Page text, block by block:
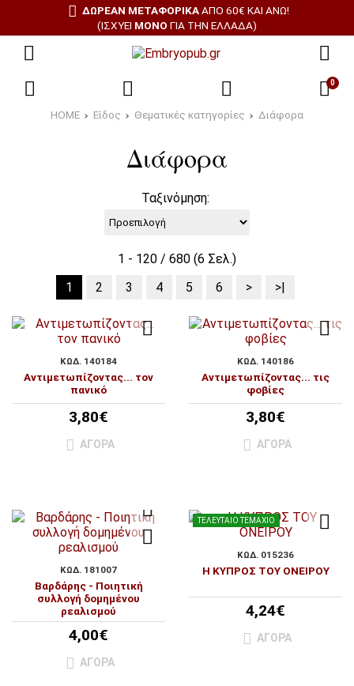
ΔΩΡΕΑΝ ΜΕΤΑΦΟΡΙΚΑΑΠΌ 60€ ΚΑΙ ΆΝΩ!
(ΙΣΧΎΕΙ ΜΌΝΟ ΓΙΑ ΤΗΝ ΕΛΛΆΔΑ)
0
HOME Είδος Θεματικές κατηγορίες Διάφορα
Διάφορα
Ταξινόμηση:
1 - 120 / 680 (6 Σελ.)
1
2 3 4 5 6 > >|
ΚΩΔ. 140184
Αντιμετωπίζοντας... τον
πανικό
3,80€
ΑΓΟΡΆ
ΚΩΔ. 140186
Αντιμετωπίζοντας... τις
φοβίες
3,80€
ΑΓΟΡΆ
ΚΩΔ. 181007
Βαρδάρης - Ποιητική
συλλογή δομημένου
ρεαλισμού
4,00€
ΑΓΟΡΆ
ΤΕΛΕΥΤΑΊΟ ΤΕΜΆΧΙΟ
ΚΩΔ. 015236
Η ΚΥΠΡΟΣ ΤΟΥ ΟΝΕΙΡΟΥ
4,24€
ΑΓΟΡΆ